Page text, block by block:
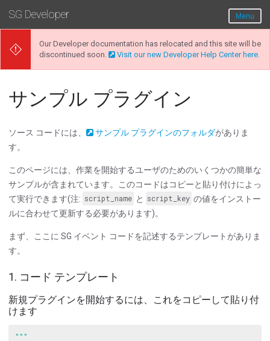
SG Developer Menu
Our Developer documentation has relocated and this site will be
discontinued soon.
Visit our new Developer Help Center here.
サンプル プラグイン
ソース コードには、 サンプル プラグインのフォルダがありま
す。
このページには、作業を開始するユーザのためのいくつかの簡単な
サンプルが含まれています。このコードはコピーと貼り付けによっ
て実行できます(注: script_name と script_key の値をインストー
ルに合わせて更新する必要があります)。
まず、ここに SG イベント コードを記述するテンプレートがありま
す。
1. コード テンプレート
新規プラグインを開始するには、これをコピーして貼り付
けます
"""